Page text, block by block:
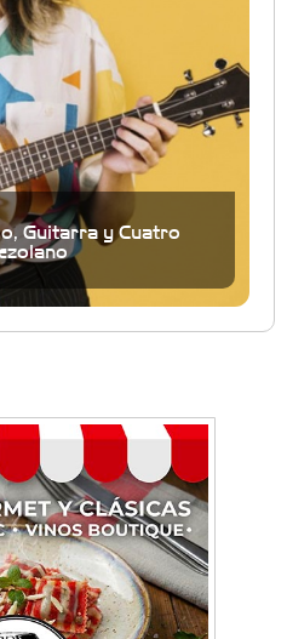
Guitarra y Cuatro